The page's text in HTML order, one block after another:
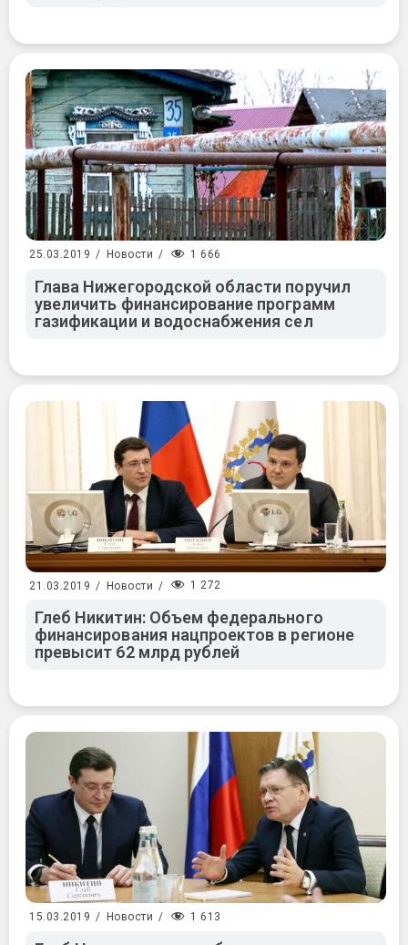
25.03.2019 / Новости / 1 666
Глава Нижегородской области поручил
увеличить финансирование программ
газификации и водоснабжения сел
21.03.2019 / Новости / 1 272
Глеб Никитин: Объем федерального
финансирования нацпроектов в регионе
превысит 62 млрд рублей
15.03.2019 / Новости / 1 613